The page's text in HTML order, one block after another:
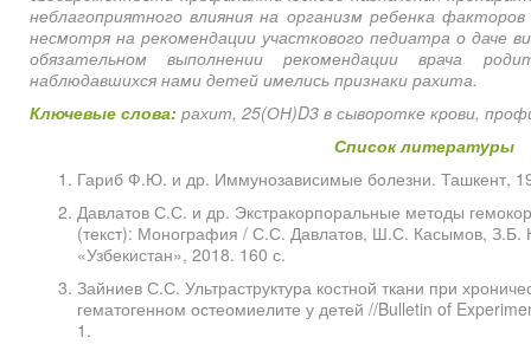
неблагоприятного влияния на организм ребенка
несмотря на рекомендации участкового педиатра о даче
обязательном выполнении рекомендации врача
наблюдавшихся нами детей имелись признаки рахита.
Ключевые слова: рахит, 25(ОН)D3 в сыворотке крови,
Список литературы
Гариб Ф.Ю. и др. Иммунозависимые болезни. Ташкент,
Давлатов С.С. и др. Экстракорпоральные методы
(текст): Монография / С.С. Давлатов, Ш.С. Касымов, З.Б.
«Узбекистан», 2018. 160 с.
Зайниев С.С. Ультраструктура костной ткани при
гематогенном остеомиелите у детей //Bulletin of
1.